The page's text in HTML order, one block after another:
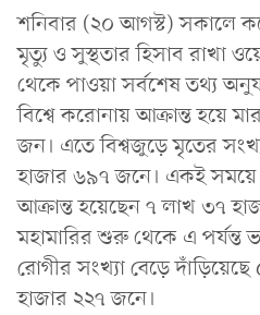
শনিবার (২০ আগস্ট) সকালে
মৃত্যু ও সুস্থতার হিসাব রাখা
থেকে পাওয়া সর্বশেষ তথ্য
বিশ্বে করোনায় আক্রান্ত হয়ে
জন। এতে বিশ্বজুড়ে মৃতের
হাজার ৬৯৭ জনে। একই সময়ে
আক্রান্ত হয়েছেন ৭ লাখ ৩৭
মহামারির শুরু থেকে এ পর্যন্ত
রোগীর সংখ্যা বেড়ে
হাজার ২২৭ জনে।